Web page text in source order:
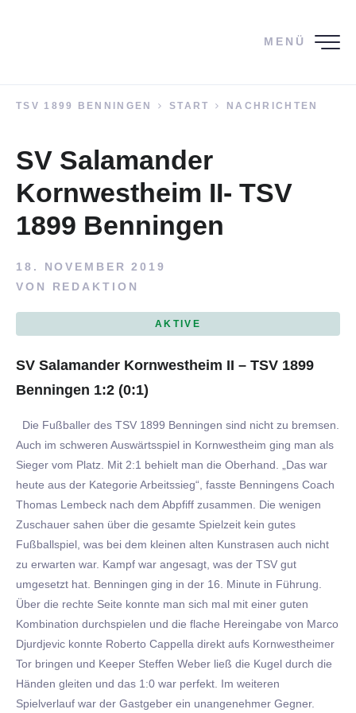
MENÜ
TSV 1899 BENNINGEN START NACHRICHTEN
SV Salamander
Kornwestheim II- TSV
1899 Benningen
18. NOVEMBER 2019
VON REDAKTION
AKTIVE
SV Salamander Kornwestheim II – TSV 1899
Benningen 1:2 (0:1)
Die Fußballer des TSV 1899 Benningen sind nicht zu bremsen.
Auch im schweren Auswärtsspiel in Kornwestheim ging man als
Sieger vom Platz. Mit 2:1 behielt man die Oberhand. „Das war
heute aus der Kategorie Arbeitssieg“, fasste Benningens Coach
Thomas Lembeck nach dem Abpfiff zusammen. Die wenigen
Zuschauer sahen über die gesamte Spielzeit kein gutes
Fußballspiel, was bei dem kleinen alten Kunstrasen auch nicht
zu erwarten war. Kampf war angesagt, was der TSV gut
umgesetzt hat. Benningen ging in der 16. Minute in Führung.
Über die rechte Seite konnte man sich mal mit einer guten
Kombination durchspielen und die flache Hereingabe von Marco
Djurdjevic konnte Roberto Cappella direkt aufs Kornwestheimer
Tor bringen und Keeper Steffen Weber ließ die Kugel durch die
Händen gleiten und das 1:0 war perfekt. Im weiteren
Spielverlauf war der Gastgeber ein unangenehmer Gegner.